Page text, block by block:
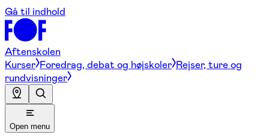
Gå til indhold
Aftenskolen
Kurser Foredrag, debat og højskoler Rejser, ture og
rundvisninger
Open menu